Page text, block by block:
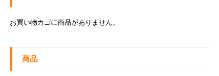
お買い物カゴに商品がありません。
商品